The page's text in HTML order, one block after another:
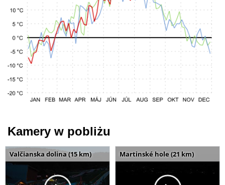
Kamery w pobliżu
Valčianska dolina (15 km) Martinské hole (21 km)